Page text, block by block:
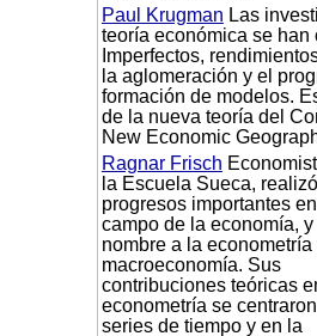
Paul Krugman Las
teoría económica se han
Imperfectos,
la aglomeración y el
formación de modelos.
de la nueva teoría del
New Economic
Ragnar Frisch
la Escuela Sueca, realizó
progresos importantes en
campo de la economía,
nombre a la econometría
macroeconomía. Sus
contribuciones teóricas
econometría se
series de tiempo y en la